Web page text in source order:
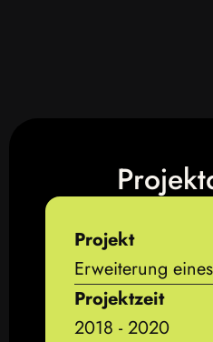
Projekt
Erweiterung
Projektzeit
2018 - 2020